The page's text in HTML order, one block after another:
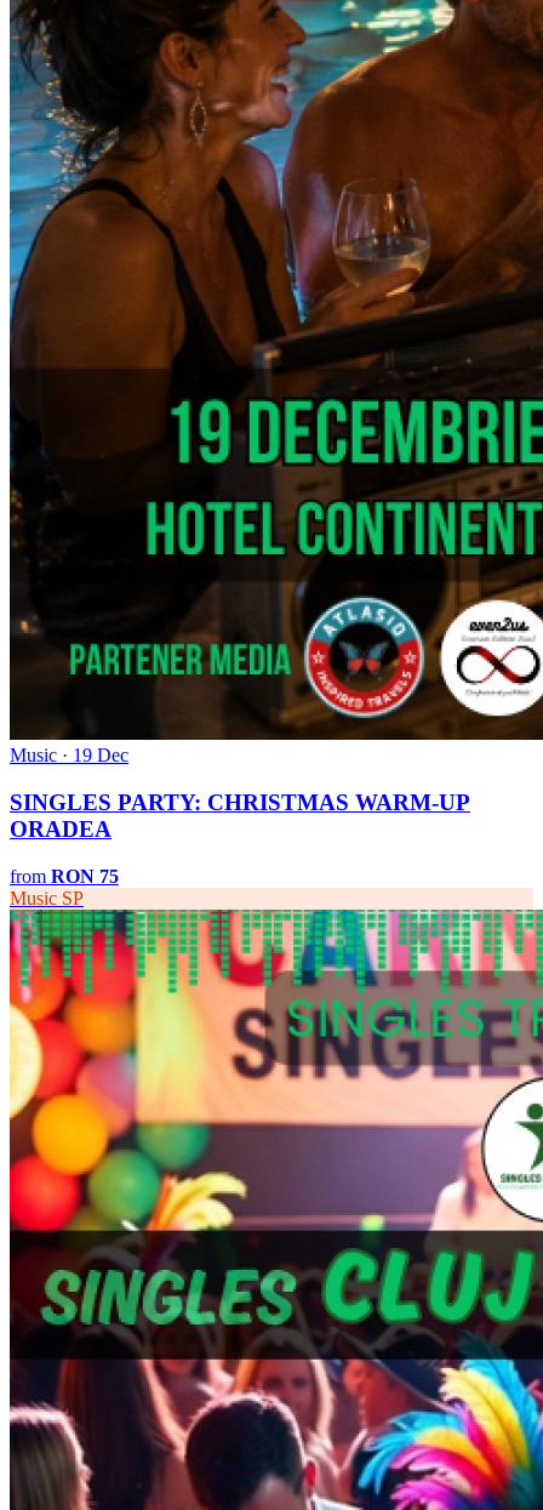
Music · 19 Dec
SINGLES PARTY: CHRISTMAS WARM-UP
ORADEA
from RON 75
Music SP